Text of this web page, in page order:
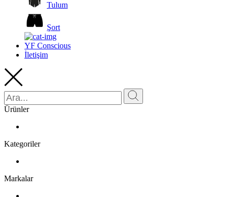
Tulum
Şort
YF Conscious
İletişim
Ürünler
Kategoriler
Markalar